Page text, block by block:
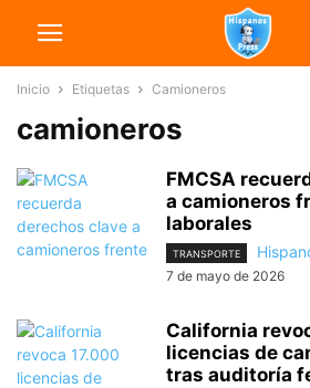
Inicio Etiquetas Camioneros
camioneros
FMCSA
a camioneros
laborales
TRANSPORTE
7 de mayo de 2026
California
licencias de
tras auditoría